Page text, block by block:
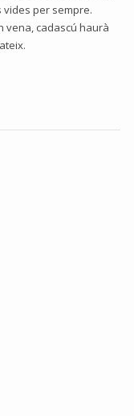
vides per sempre.
vena, cadascú haurà